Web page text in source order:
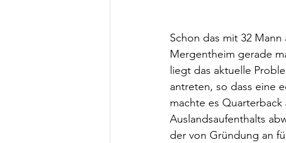
Schon das mit 32
Mergentheim gerade
liegt das aktuelle
antreten, so dass eine
machte es
Auslandsaufenthalts
der von Gründung an